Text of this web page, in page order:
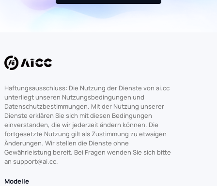
Haftungsausschluss: Die Nutzung der Dienste von ai.cc
unterliegt unseren Nutzungsbedingungen und
Datenschutzbestimmungen. Mit der Nutzung unserer
Dienste erklären Sie sich mit diesen Bedingungen
einverstanden, die wir jederzeit ändern können. Die
fortgesetzte Nutzung gilt als Zustimmung zu etwaigen
Änderungen. Wir stellen die Dienste ohne
Gewährleistung bereit. Bei Fragen wenden Sie sich bitte
an support@ai.cc.
Modelle